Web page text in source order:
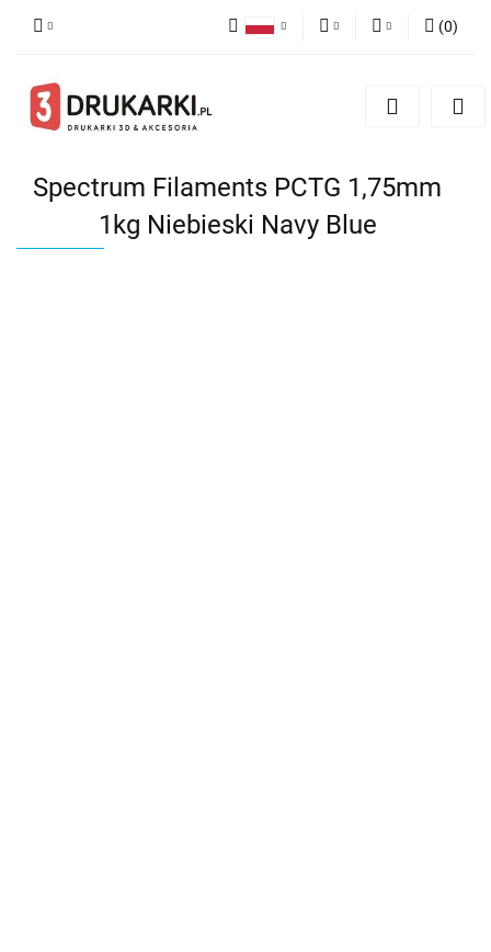
English
Zarejestruj się
(0)
Spectrum Filaments PCTG 1,75mm
1kg Niebieski Navy Blue